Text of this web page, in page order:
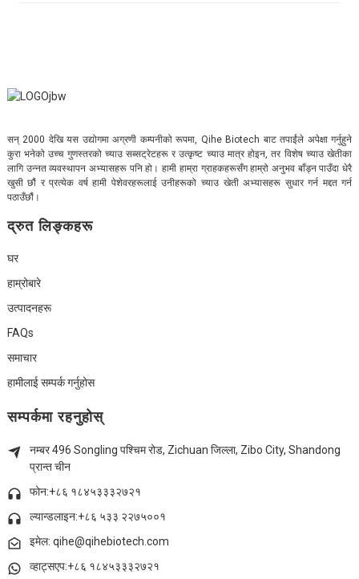
सन् 2000 देखि यस उद्योगमा अग्रणी कम्पनीको रूपमा, Qihe Biotech बाट तपाईंले अपेक्षा गर्नुहुने
कुरा भनेको उच्च गुणस्तरको च्याउ सब्सट्रेटहरू र उत्कृष्ट च्याउ मात्र होइन, तर विशेष च्याउ खेतीका
लागि उन्नत व्यवस्थापन अभ्यासहरू पनि हो। हामी हाम्रा ग्राहकहरूसँग हाम्रो अनुभव बाँड्न पाउँदा धेरै
खुसी छौं र प्रत्येक वर्ष हामी पेशेवरहरूलाई उनीहरूको च्याउ खेती अभ्यासहरू सुधार गर्न मद्दत गर्न
पठाउँछौं।
द्रुत लिङ्कहरू
घर
हाम्रोबारे
उत्पादनहरू
FAQs
समाचार
हामीलाई सम्पर्क गर्नुहोस
सम्पर्कमा रहनुहोस्
नम्बर 496 Songling पश्चिम रोड, Zichuan जिल्ला, Zibo City, Shandong
प्रान्त चीन
फोन:+८६ १८४५३३३२७२१
ल्यान्डलाइन:+८६ ५३३ २२७५००१
इमेल: qihe@qihebiotech.com
व्हाट्सएप:+८६ १८४५३३३२७२१